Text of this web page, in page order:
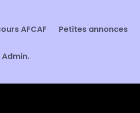
AFCAF Petites annonces
Admin.